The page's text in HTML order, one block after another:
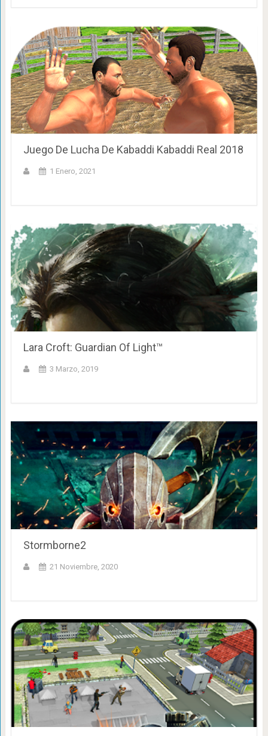
Juego De Lucha De Kabaddi Kabaddi Real 2018
1 Enero, 2021
Lara Croft: Guardian Of Light™
3 Marzo, 2019
Stormborne2
21 Noviembre, 2020